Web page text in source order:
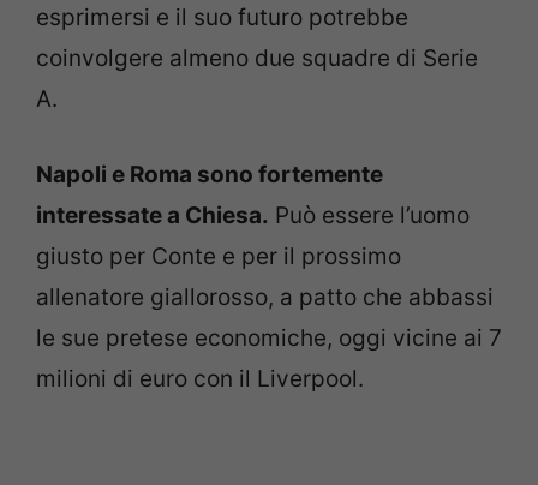
esprimersi e il suo futuro potrebbe
coinvolgere almeno due squadre di Serie
A.
Napoli e Roma sono fortemente
interessate a Chiesa. Può essere l’uomo
giusto per Conte e per il prossimo
allenatore giallorosso, a patto che abbassi
le sue pretese economiche, oggi vicine ai 7
milioni di euro con il Liverpool.